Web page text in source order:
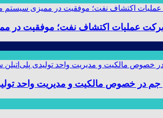
در خصوص مالکیت و مدیریت واحد